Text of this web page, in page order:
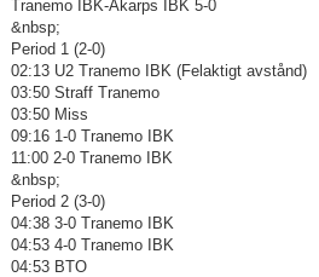
Tranemo IBK-Åkarps IBK 5-0
&nbsp;
Period 1 (2-0)
02:13 U2 Tranemo IBK (Felaktigt avstånd)
03:50 Straff Tranemo
03:50 Miss
09:16 1-0 Tranemo IBK
11:00 2-0 Tranemo IBK
&nbsp;
Period 2 (3-0)
04:38 3-0 Tranemo IBK
04:53 4-0 Tranemo IBK
04:53 BTO